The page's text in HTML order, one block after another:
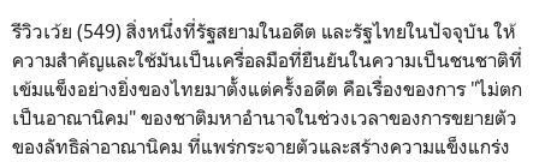
รีวิวเว้ย (549) สิ่งหนึ่งที่รัฐสยามในอดีต และรัฐไทยในปัจจุบัน ให้
ความสำคัญและใช้มันเป็นเครื่อลมือที่ยืนยันในความเป็นชนชาติที่
เข้มแข็งอย่างยิ่งของไทยมาตั้งแต่ครั้งอดีต คือเรื่องของการ "ไม่ตก
เป็นอาณานิคม" ของชาติมหาอำนาจในช่วงเวลาของการขยายตัว
ของลัทธิล่าอาณานิคม ที่แพร่กระจายตัวและสร้างความแข็งแกร่ง